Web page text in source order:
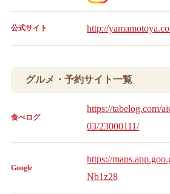
公式サイト http://
グルメ・予約サイト一覧
食べログ
https://tabelog.com/
03/23000111/
Google
https://
Nb1z28